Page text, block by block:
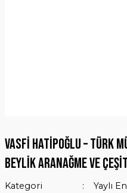
Vasfi Hatipoğlu – Türk
Beylik Aranağme ve
Kategori Yaylı